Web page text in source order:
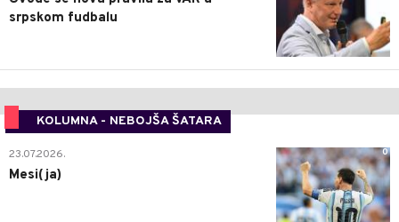
srpskom fudbalu
KOLUMNA - NEBOJŠA ŠATARA
0
23.07.2026.
Mesi(ja)